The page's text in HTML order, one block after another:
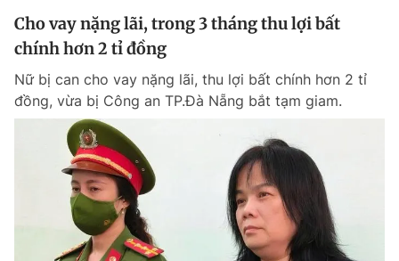
Cho vay nặng lãi, trong 3 tháng thu lợi bất
chính hơn 2 tỉ đồng
Nữ bị can cho vay nặng lãi, thu lợi bất chính hơn 2 tỉ
đồng, vừa bị Công an TP.Đà Nẵng bắt tạm giam.